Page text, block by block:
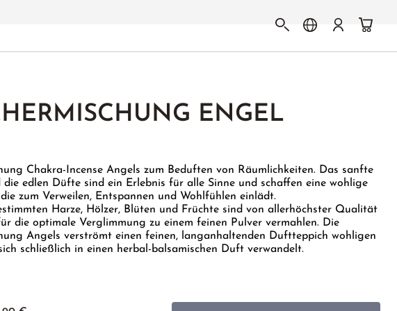
ENGEL
Chakra-Incense Angels zum Beduften von Räumlichkeiten. Das sanfte
die edlen Düfte sind ein Erlebnis für alle Sinne und schaffen eine wohlige
zum Verweilen, Entspannen und Wohlfühlen einlädt.
Harze, Hölzer, Blüten und Früchte sind von allerhöchster Qualität
die optimale Verglimmung zu einem feinen Pulver vermahlen. Die
Angels verströmt einen feinen, langanhaltenden Duftteppich wohligen
schließlich in einen herbal-balsamischen Duft verwandelt.